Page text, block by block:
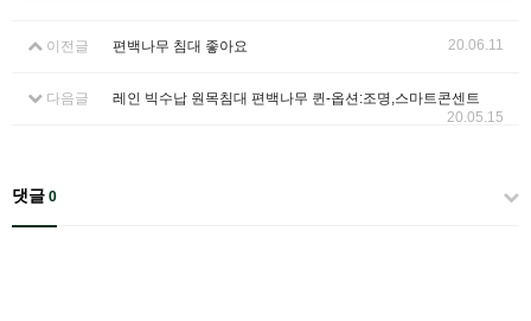
이전글 편백나무 침대 좋아요 20.06.11
다음글
레인 빅수납 원목침대 편백나무 퀸-옵션:조명,스마트콘센트
20.05.15
댓글 0